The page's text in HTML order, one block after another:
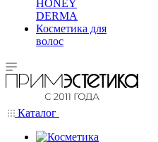
HONEY
DERMA
Косметика для
волос
Каталог